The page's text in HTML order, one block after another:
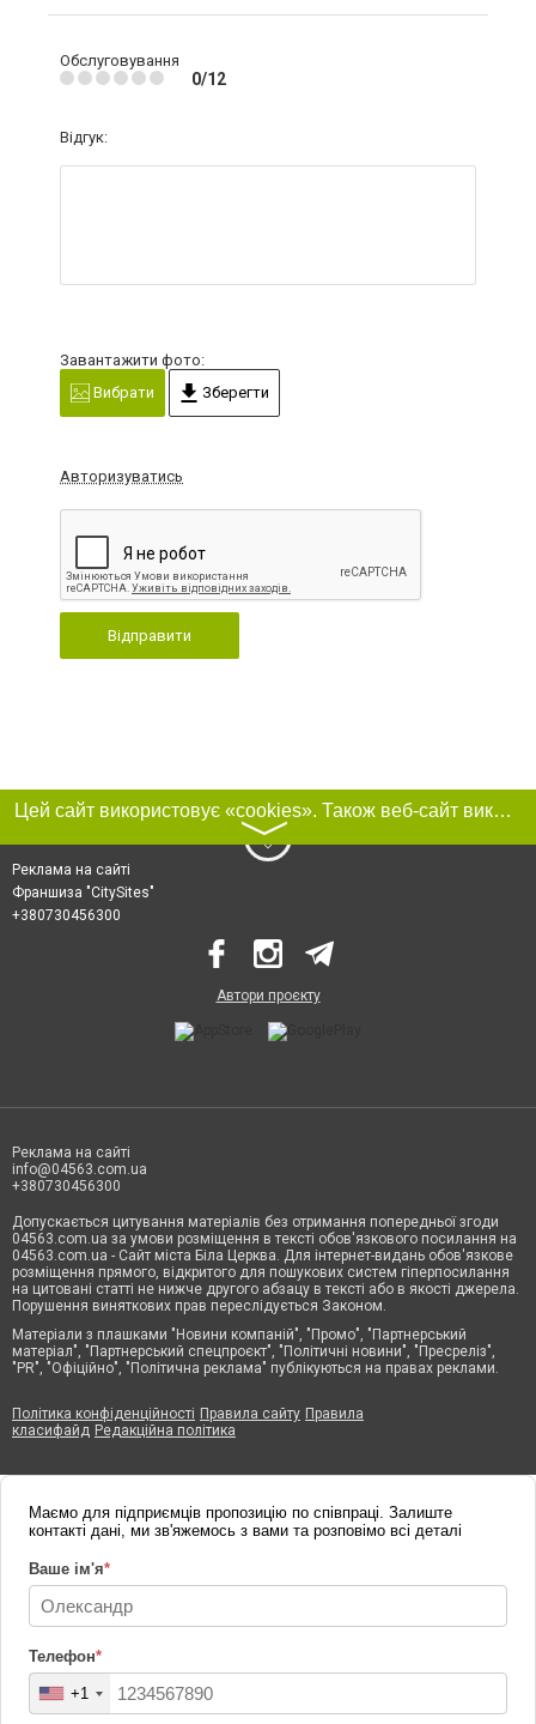
Обслуговування
0/12
Відгук:
Завантажити фото:
Вибрати
Зберегти
Авторизуватись
Відправити
Цей сайт використовує «cookies». Також веб-сайт використовує інтернет-сервіс для збору технічних даних стосовно відвідувачів з метою отримання маркетингової та статистичної інформації. Умови обробки даних відвідувачів сайту див.
〉
Реклама на сайті
Франшиза "CitySites"
+380730456300
Автори проєкту
Реклама на сайті
info@04563.com.ua
+380730456300
Допускається цитування матеріалів без отримання попередньої згоди
04563.com.ua за умови розміщення в тексті обов'язкового посилання на
04563.com.ua - Сайт міста Біла Церква. Для інтернет-видань обов'язкове
розміщення прямого, відкритого для пошукових систем гіперпосилання
на цитовані статті не нижче другого абзацу в тексті або в якості джерела.
Порушення виняткових прав переслідується Законом.
Матеріали з плашками "Новини компаній", "Промо", "Партнерський
матеріал", "Партнерський спецпроєкт", "Політичні новини", "Пресреліз",
"PR", "Офіційно", "Політична реклама" публікуються на правах реклами.
Політика конфіденційності Правила сайту Правила
класифайд Редакційна політика
Маємо для підприємців пропозицію по співпраці. Залиште
контакті дані, ми зв'яжемось з вами та розповімо всі деталі
Ваше ім'я*
Телефон*
+1